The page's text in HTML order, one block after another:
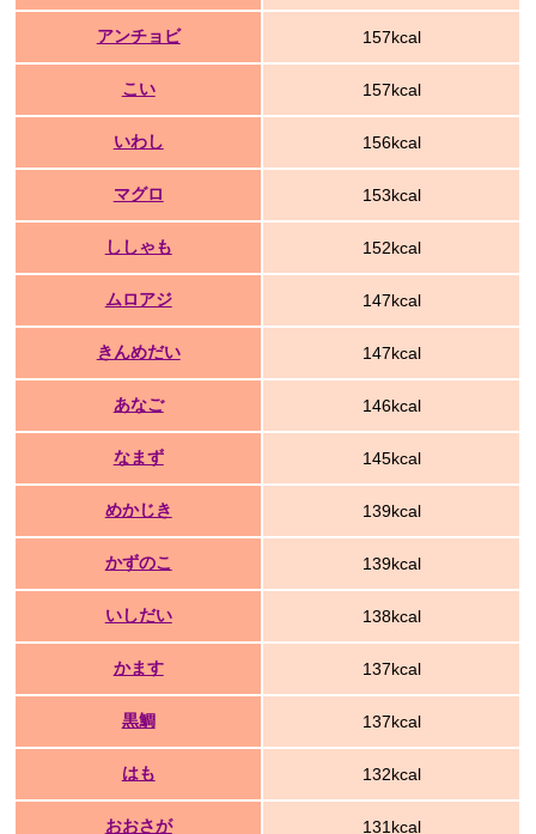
アンチョビ 157kcal
こい 157kcal
いわし 156kcal
マグロ 153kcal
ししゃも 152kcal
ムロアジ 147kcal
きんめだい 147kcal
あなご 146kcal
なまず 145kcal
めかじき 139kcal
かずのこ 139kcal
いしだい 138kcal
かます 137kcal
黒鯛 137kcal
はも 132kcal
おおさが 131kcal